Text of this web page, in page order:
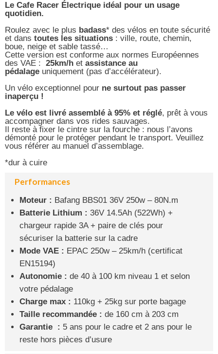
Le Cafe Racer Électrique idéal pour un usage
quotidien.
Roulez avec le plus badass* des vélos en toute sécurité
et dans toutes les situations : ville, route, chemin,
boue, neige et sable tassé…
Cette version est conforme aux normes Européennes
des VAE : 25km/h et assistance au
pédalage uniquement (pas d’accélérateur).
Un vélo exceptionnel pour ne surtout pas passer
inaperçu !
Le vélo est livré assemblé à 95% et réglé, prêt à vous
accompagner dans vos rides sauvages.
Il reste à fixer le cintre sur la fourche : nous l’avons
démonté pour le protéger pendant le transport. Veuillez
vous référer au manuel d’assemblage.
*dur à cuire
Performances
Moteur : Bafang BBS01 36V 250w – 80N.m
Batterie Lithium : 36V 14.5Ah (522Wh) +
chargeur rapide 3A + paire de clés pour
sécuriser la batterie sur la cadre
Mode VAE : EPAC 250w – 25km/h (certificat
EN15194)
Autonomie : de 40 à 100 km niveau 1 et selon
votre pédalage
Charge max : 110kg + 25kg sur porte bagage
Taille recommandée : de 160 cm à 203 cm
Garantie : 5 ans pour le cadre et 2 ans pour le
reste hors pièces d’usure